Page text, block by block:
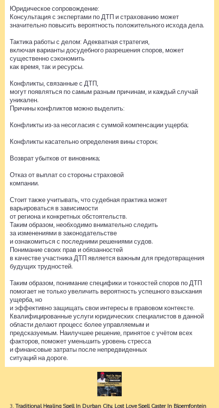
Юридическое сопровождение:
Консультация с экспертами по ДТП и страхованию может
значительно повысить вероятность положительного исхода дела.
Тактика работы с делом: Адекватная стратегия,
включая варианты досудебного разрешения споров, может
существенно сэкономить
как время, так и ресурсы.
Конфликты, связанные с ДТП,
могут появляться по самым разным причинам, и каждый случай
уникален.
Причины конфликтов можно выделить:
Конфликты из-за несогласия с суммой компенсации ущерба;
Конфликты касательно определения вины сторон;
Возврат убытков от виновника;
Отказ от выплат со стороны страховой
компании.
Стоит также учитывать, что судебная практика может
варьироваться в зависимости
от региона и конкретных обстоятельств.
Таким образом, необходимо внимательно следить
за изменениями в законодательстве
и ознакомиться с последними решениями судов.
Понимание своих прав и обязанностей
в качестве участника ДТП является важным для предотвращения
будущих трудностей.
Таким образом, понимание специфики и тонкостей споров по ДТП
помогает не только увеличить вероятность успешного взыскания
ущерба, но
и эффективно защищать свои интересы в правовом контексте.
Квалифицированные услуги юридических специалистов в данной
области делают процесс более управляемым и
предсказуемым. Наилучшее решение, принятое с учётом всех
факторов, поможет уменьшить уровень стресса
и финансовые затраты после непредвиденных
ситуаций на дороге.
3. Traditional Healing Spell In Durban City, Lost Love Spell Caster In Bloemfontein